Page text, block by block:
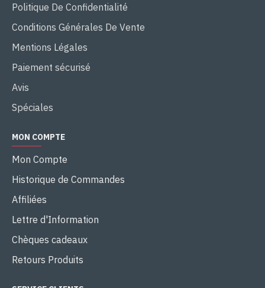
Politique De Confidentialité
Conditions Générales De Vente
Mentions Légales
Paiement sécurisé
Avis
Spéciales
MON COMPTE
Mon Compte
Historique de Commandes
Affiliées
Lettre d'Information
Chèques cadeaux
Retours Produits